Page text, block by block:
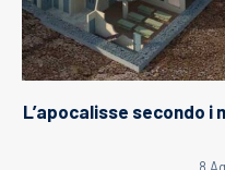
L’apocalisse secondo